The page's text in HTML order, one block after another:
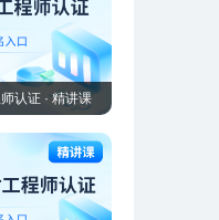
认证 · 精讲课